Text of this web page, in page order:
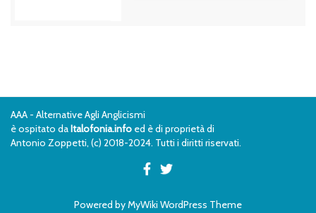
AAA - Alternative Agli Anglicismi
è ospitato daItalofonia.info ed è di proprietà di
Antonio Zoppetti, (c) 2018-2024. Tutti i diritti riservati.
Powered byMyWiki WordPress Theme